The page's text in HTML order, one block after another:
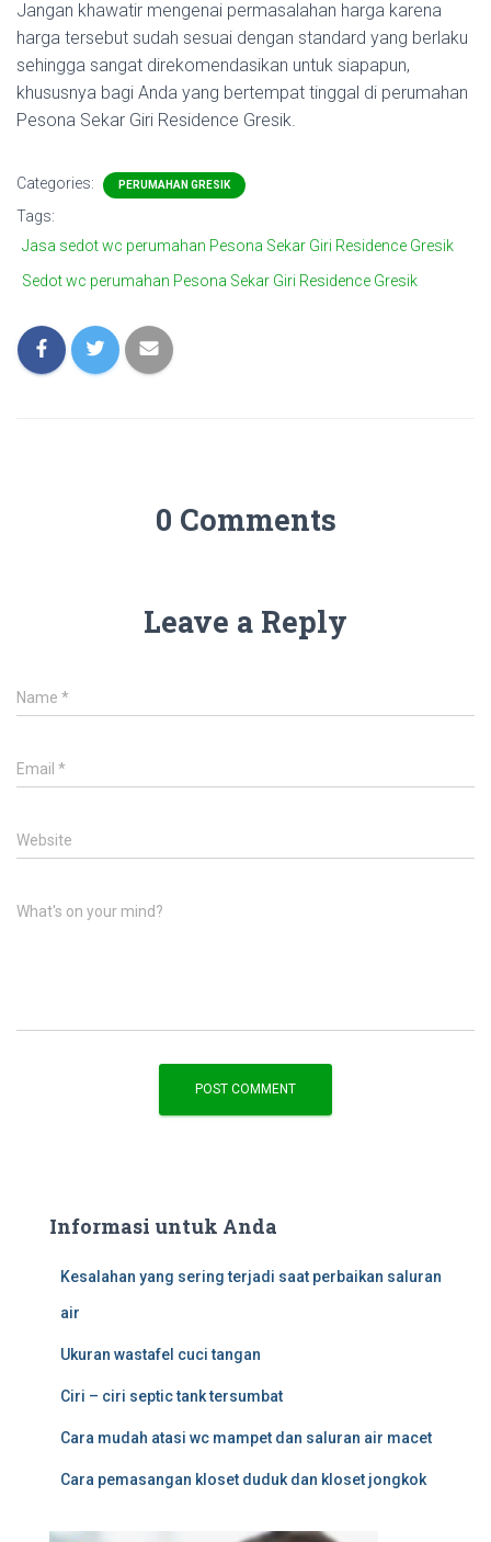
Jangan khawatir mengenai permasalahan harga karena
harga tersebut sudah sesuai dengan standard yang berlaku
sehingga sangat direkomendasikan untuk siapapun,
khususnya bagi Anda yang bertempat tinggal di perumahan
Pesona Sekar Giri Residence Gresik.
Categories: PERUMAHAN GRESIK
Tags:
Jasa sedot wc perumahan Pesona Sekar Giri Residence Gresik
Sedot wc perumahan Pesona Sekar Giri Residence Gresik
0 Comments
Leave a Reply
Name *
Email *
Website
What's on your mind?
Informasi untuk Anda
Kesalahan yang sering terjadi saat perbaikan saluran
air
Ukuran wastafel cuci tangan
Ciri – ciri septic tank tersumbat
Cara mudah atasi wc mampet dan saluran air macet
Cara pemasangan kloset duduk dan kloset jongkok